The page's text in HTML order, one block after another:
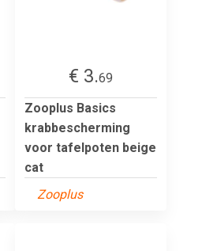
€ 3.69
Zooplus Basics
krabbescherming
voor tafelpoten beige
cat
Zooplus